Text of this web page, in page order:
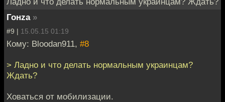
Гонzа »
#9 | 15.05.15 01:19
Кому: Bloodan911, #8
> Ладно и что делать нормальным украинцам?
Ждать?
Ховаться от мобилизации.